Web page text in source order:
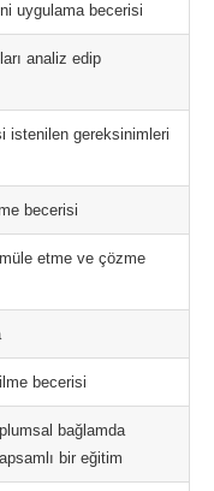
uygulama becerisi
analiz edip
istenilen gereksinimleri
becerisi
etme ve çözme
becerisi
bağlamda
bir eğitim